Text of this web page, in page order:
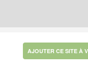
AJOUTER CE SITE À